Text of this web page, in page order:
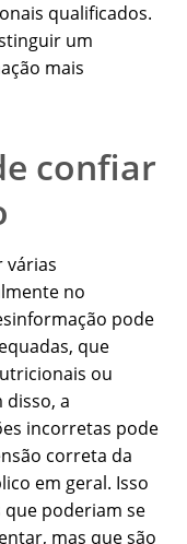
qualificados.
um
mais
confiar
várias
no
pode
que
ou
disso, a
incorretas pode
correta da
em geral. Isso
poderiam se
mas que são